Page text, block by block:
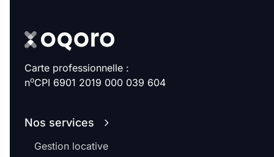
Disponible à partir du
promotions sur honoraires
Carte professionnelle :
noCPI 6901 2019 000 039 604
Nos services
Gestion locative